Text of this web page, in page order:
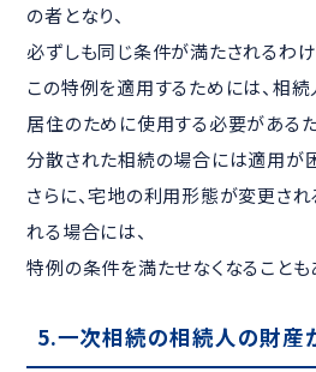
の者となり、
必ずしも同じ条件が満たされるわけ
この特例を適用するためには、相
居住のために使用する必要があるた
分散された相続の場合には適用が
さらに、宅地の利用形態が変更さ
れる場合には、
特例の条件を満たせなくなることも
5.一次相続の相続人の財産